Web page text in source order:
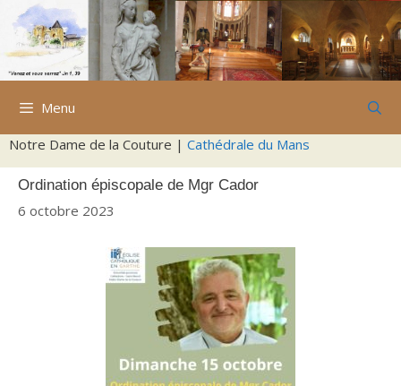
Aller
contenu
Menu
Notre Dame de la Couture | Cathédrale du Mans
Ordination épiscopale de Mgr Cador
6 octobre 2023